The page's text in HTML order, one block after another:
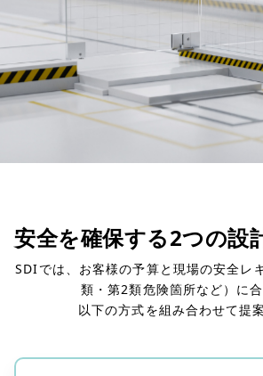
安全を確保する2つの設
SDIでは、お客様の予算と現場の安全レ
類・第2類危険箇所など）に合
以下の方式を組み合わせて提